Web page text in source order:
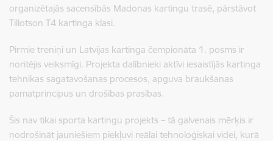
organizētajās sacensībās Madonas kartingu trasē, pārstāvot
Tillotson T4 kartinga klasi.
Pirmie treniņi un Latvijas kartinga čempionāta 1. posms ir
noritējis veiksmīgi. Projekta dalībnieki aktīvi iesaistījās kartinga
tehnikas sagatavošanas procesos, apguva braukšanas
pamatprincipus un drošības prasības.
Šis nav tikai sporta kartingu projekts – tā galvenais mērķis ir
nodrošināt jauniešiem piekļuvi reālai tehnoloģiskai videi, kurā